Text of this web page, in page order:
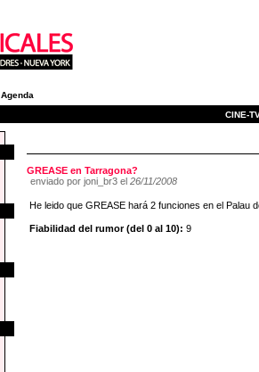
Agenda
CINE-
GREASE en Tarragona?
enviado por joni_br3 el26/11/2008
He leido que GREASE hará 2 funciones en el
Fiabilidad del rumor (del 0 al 10): 9